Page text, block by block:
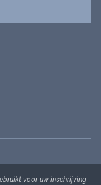
voor uw inschrijving